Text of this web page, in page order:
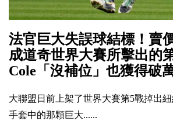
法官巨大失誤球結標！賣
成道奇世界大賽所擊出的
Cole「沒補位」也獲得破
大聯盟日前上架了世界大賽第5戰掉出紐
手套中的那顆巨大......